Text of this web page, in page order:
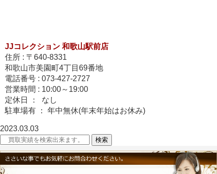
JJコレクション 和歌山駅前店
住所 : 〒640-8331
和歌山市美園町4丁目69番地
電話番号 : 073-427-2727
営業時間 : 10:00～19:00
定休日 ： なし
駐車場有 ： 年中無休(年末年始はお休み)
2023.03.03